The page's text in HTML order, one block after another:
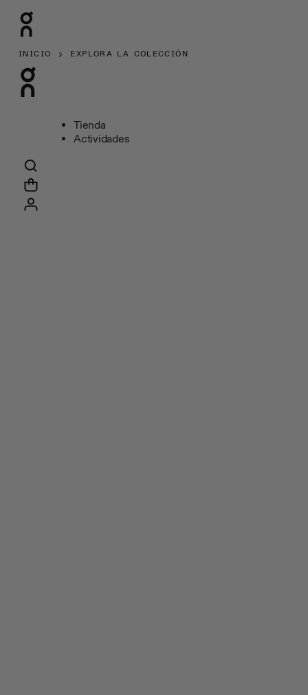
INICIO EXPLORA LA COLECCIÓN
Tienda
Actividades